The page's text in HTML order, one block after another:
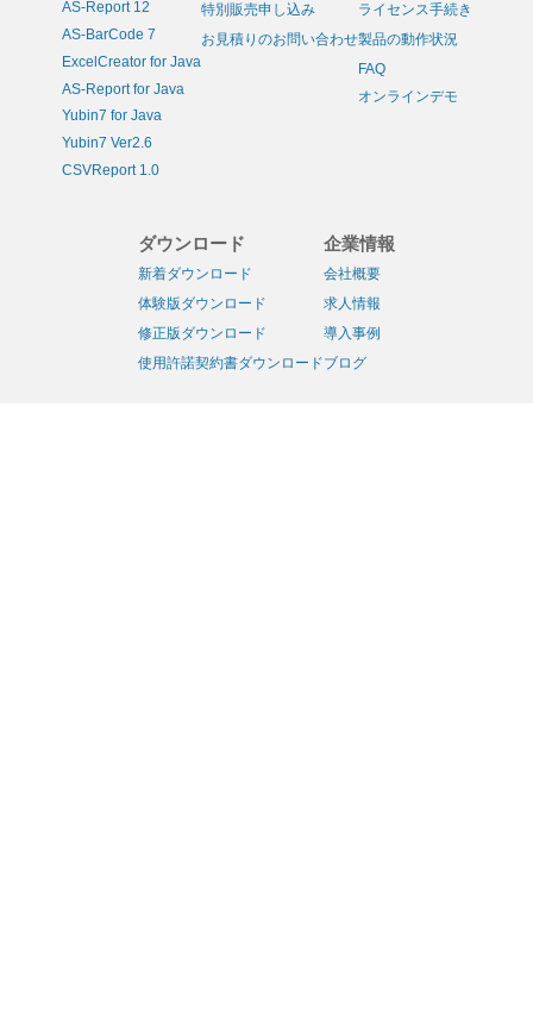
AS-Report 12
AS-BarCode 7
ExcelCreator for Java
AS-Report for Java
Yubin7 for Java
Yubin7 Ver2.6
CSVReport 1.0
特別販売申し込み
お見積りのお問い合わせ
ライセンス手続き
製品の動作状況
FAQ
オンラインデモ
ダウンロード
新着ダウンロード
体験版ダウンロード
修正版ダウンロード
使用許諾契約書ダウンロード
企業情報
会社概要
求人情報
導入事例
ブログ